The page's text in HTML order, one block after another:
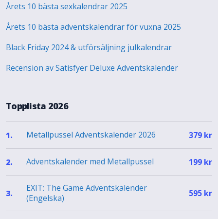
Årets 10 bästa sexkalendrar 2025
Årets 10 bästa adventskalendrar för vuxna 2025
Black Friday 2024 & utförsäljning julkalendrar
Recension av Satisfyer Deluxe Adventskalender
Topplista 2026
1. Metallpussel Adventskalender 2026 379 kr
2. Adventskalender med Metallpussel 199 kr
3.
EXIT: The Game Adventskalender
(Engelska)
595 kr